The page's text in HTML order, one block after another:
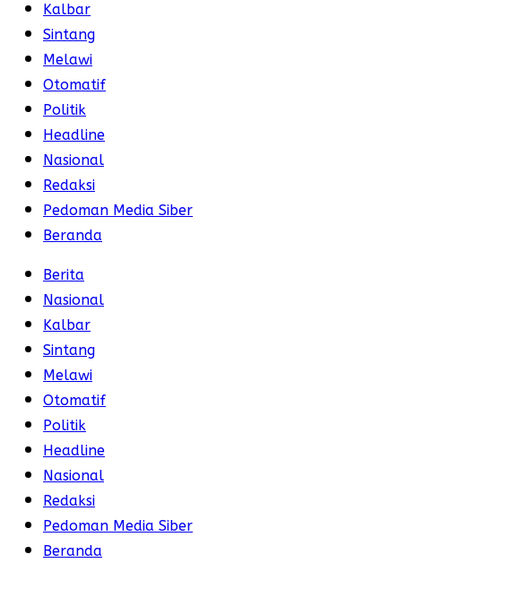
Kalbar
Sintang
Melawi
Otomatif
Politik
Headline
Nasional
Redaksi
Pedoman Media Siber
Beranda
Berita
Nasional
Kalbar
Sintang
Melawi
Otomatif
Politik
Headline
Nasional
Redaksi
Pedoman Media Siber
Beranda